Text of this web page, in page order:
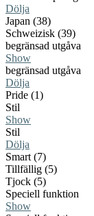
Dölja
Japan (38)
Schweizisk (39)
begränsad utgåva
Show
begränsad utgåva
Dölja
Pride (1)
Stil
Show
Stil
Dölja
Smart (7)
Tillfällig (5)
Tjock (5)
Speciell funktion
Show